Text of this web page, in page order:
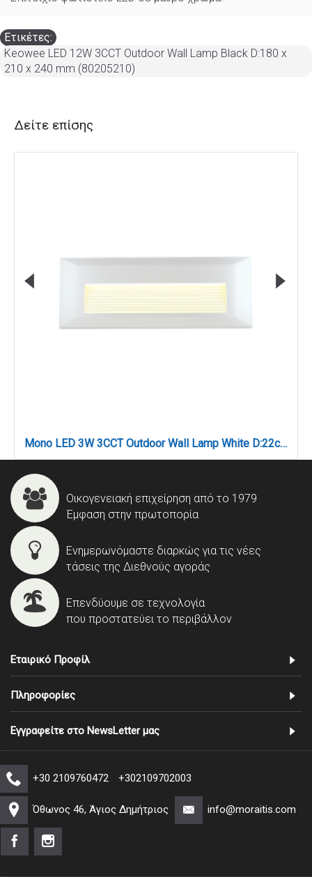
Ετικέτες:
Keowee LED 12W 3CCT Outdoor Wall Lamp Black D:180 x
210 x 240 mm (80205210)
Δείτε επίσης
Mono LED 3W 3CCT Outdoor Wall Lamp White D:22cmx2.8cm (80201720)
Οικογενειακή επιχείρηση από το 1979
Έμφαση στην πρωτοπορία
Ενημερωνόμαστε διαρκώς για τις νέες
τάσεις της Διεθνούς αγοράς
Επενδύουμε σε τεχνολογία
που προστατεύει το περιβάλλον
Εταιρικό Προφίλ
Πληροφορίες
Εγγραφείτε στο NewsLetter μας
+30 2109760472 +302109702003
Όθωνος 46, Άγιος Δημήτριος info@moraitis.com